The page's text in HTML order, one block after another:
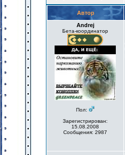
Автор
Andrej
Бета-координатор
Пол:
Зарегистрирован:
15.08.2008
Сообщения: 2987